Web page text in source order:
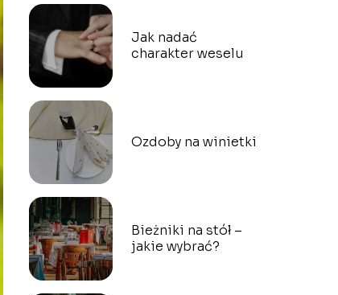
Jak nadać
charakter weselu
Ozdoby na winietki
Bieżniki na stół –
jakie wybrać?